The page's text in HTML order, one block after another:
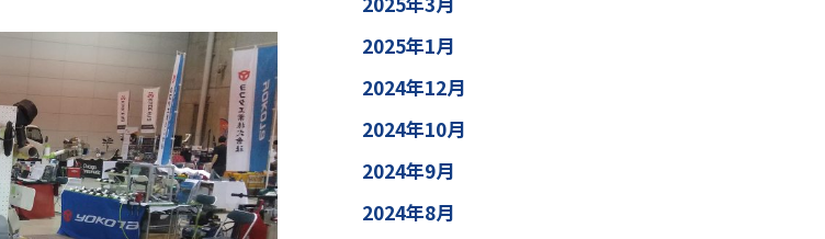
2025年1月
2024年12月
2024年10月
2024年9月
2024年8月